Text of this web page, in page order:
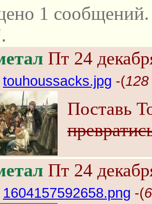
1
Пт 24
touhoussacks.jpg -(
Поставь
Пт 24
1604157592658.png -(